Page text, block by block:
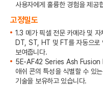
사용자에게 훌륭한 경험을 제공
고정밀도
1.3 메가 픽셀 전문 카메라 및
DT, ST, HT 및 FT를 자동으로
보여줍니다.
5E-AF42 Series Ash Fusion
애쉬 콘의 특성을 식별할 수 있
기술을 보유하고 있습니다.